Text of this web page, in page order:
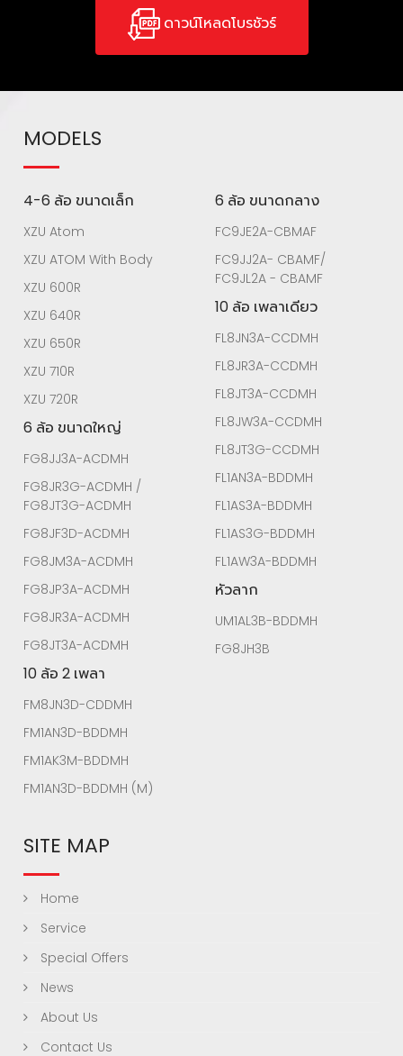
ดาวน์โหลดโบรชัวร์
MODELS
4-6 ล้อ ขนาดเล็ก
XZU Atom
XZU ATOM With Body
XZU 600R
XZU 640R
XZU 650R
XZU 710R
XZU 720R
6 ล้อ ขนาดใหญ่
FG8JJ3A-ACDMH
FG8JR3G-ACDMH /
FG8JT3G-ACDMH
FG8JF3D-ACDMH
FG8JM3A-ACDMH
FG8JP3A-ACDMH
FG8JR3A-ACDMH
FG8JT3A-ACDMH
10 ล้อ 2 เพลา
FM8JN3D-CDDMH
FM1AN3D-BDDMH
FM1AK3M-BDDMH
FM1AN3D-BDDMH (M)
6 ล้อ ขนาดกลาง
FC9JE2A-CBMAF
FC9JJ2A- CBAMF/
FC9JL2A - CBAMF
10 ล้อ เพลาเดียว
FL8JN3A-CCDMH
FL8JR3A-CCDMH
FL8JT3A-CCDMH
FL8JW3A-CCDMH
FL8JT3G-CCDMH
FL1AN3A-BDDMH
FL1AS3A-BDDMH
FL1AS3G-BDDMH
FL1AW3A-BDDMH
หัวลาก
UM1AL3B-BDDMH
FG8JH3B
SITE MAP
Home
Service
Special Offers
News
About Us
Contact Us